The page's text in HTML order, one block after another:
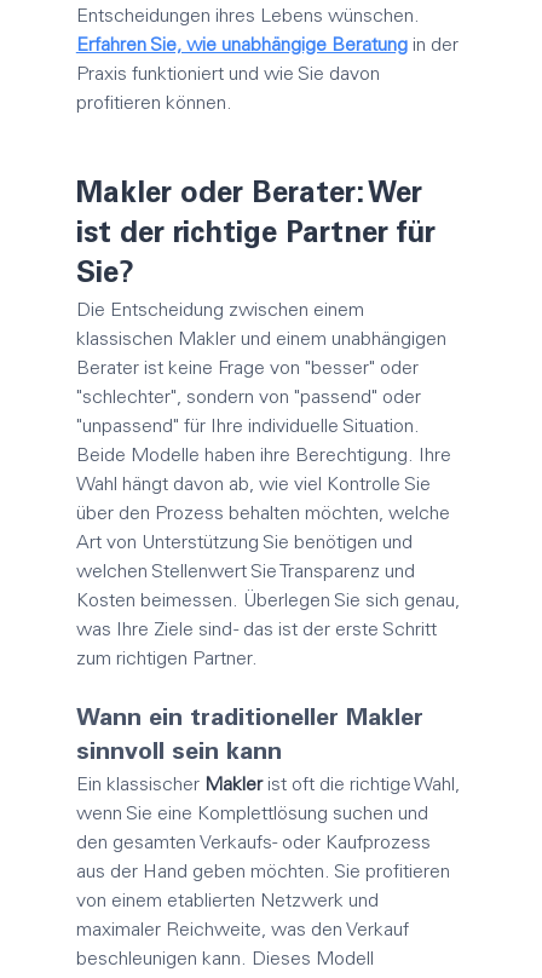
Entscheidungen ihres Lebens wünschen.
Erfahren Sie, wie unabhängige Beratung in der
Praxis funktioniert und wie Sie davon
profitieren können.
Makler oder Berater: Wer
ist der richtige Partner für
Sie?
Die Entscheidung zwischen einem
klassischen Makler und einem unabhängigen
Berater ist keine Frage von "besser" oder
"schlechter", sondern von "passend" oder
"unpassend" für Ihre individuelle Situation.
Beide Modelle haben ihre Berechtigung. Ihre
Wahl hängt davon ab, wie viel Kontrolle Sie
über den Prozess behalten möchten, welche
Art von Unterstützung Sie benötigen und
welchen Stellenwert Sie Transparenz und
Kosten beimessen. Überlegen Sie sich genau,
was Ihre Ziele sind - das ist der erste Schritt
zum richtigen Partner.
Wann ein traditioneller Makler
sinnvoll sein kann
Ein klassischer Makler ist oft die richtige Wahl,
wenn Sie eine Komplettlösung suchen und
den gesamten Verkaufs- oder Kaufprozess
aus der Hand geben möchten. Sie profitieren
von einem etablierten Netzwerk und
maximaler Reichweite, was den Verkauf
beschleunigen kann. Dieses Modell